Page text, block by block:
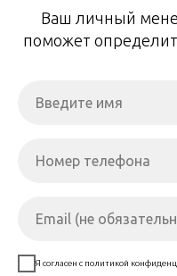
Ваш личный
поможет
Я согласен с политикой